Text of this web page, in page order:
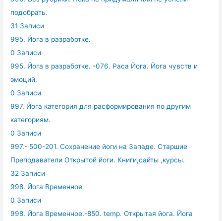
подобрать.
31 Записи
995. Йога в разработке.
0 Записи
995. Йога в разработке. -076. Раса Йога. Йога чувств и
эмоций.
0 Записи
997. Йога категория для расформирования по другим
категориям.
0 Записи
997.- 500-201. Сохранение йоги на Западе. Старшие
Преподаватели Открытой йоги. Книги,сайты ,курсы.
32 Записи
998. Йога Временное
0 Записи
998. Йога Временное.-850. temp. Открытая йога. Йога